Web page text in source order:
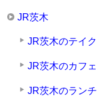
JR茨木
JR茨木のテイ
JR茨木のカフェ
JR茨木のランチ